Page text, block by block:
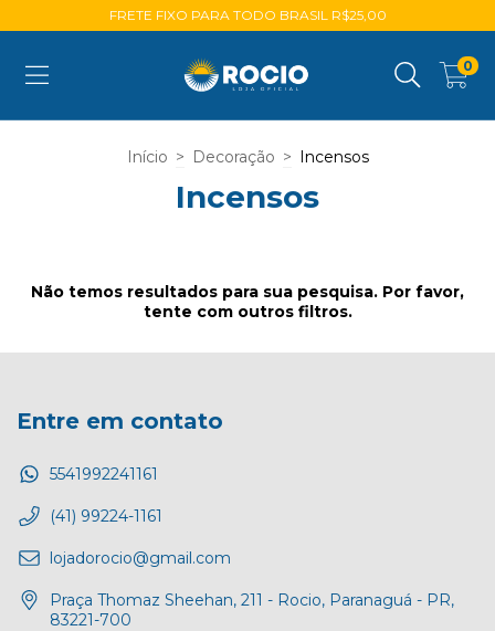
FRETE FIXO PARA TODO BRASIL R$25,00
0
Início > Decoração > Incensos
Incensos
Não temos resultados para sua pesquisa. Por favor,
tente com outros filtros.
Entre em contato
5541992241161
(41) 99224-1161
lojadorocio@gmail.com
Praça Thomaz Sheehan, 211 - Rocio, Paranaguá - PR,
83221-700